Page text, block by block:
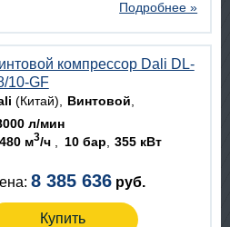
Подробнее »
компрессор Dali DL-
10-GF
(Китай)
Винтовой
л/мин
м3/ч 10 бар 355 кВт
8 385 636 руб.
Купить